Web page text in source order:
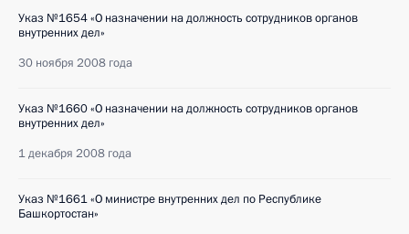
Указ №1654 «О назначении на должность сотрудников органов
внутренних дел»
30 ноября 2008 года
Указ №1660 «О назначении на должность сотрудников органов
внутренних дел»
1 декабря 2008 года
Указ №1661 «О министре внутренних дел по Республике
Башкортостан»